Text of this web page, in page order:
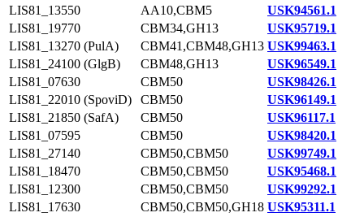
LIS81_13550
AA10,CBM5
USK94561.1
LIS81_19770
CBM34,GH13
USK95719.1
LIS81_13270 (PulA)
CBM41,CBM48,GH13 USK99463.1
LIS81_24100 (GlgB)
CBM48,GH13
USK96549.1
LIS81_07630
CBM50
USK98426.1
LIS81_22010 (SpoviD)
CBM50
USK96149.1
LIS81_21850 (SafA)
CBM50
USK96117.1
LIS81_07595
CBM50
USK98420.1
LIS81_27140
CBM50,CBM50
USK99749.1
LIS81_18470
CBM50,CBM50
USK95468.1
LIS81_12300
CBM50,CBM50
USK99292.1
LIS81_17630
CBM50,CBM50,GH18 USK95311.1